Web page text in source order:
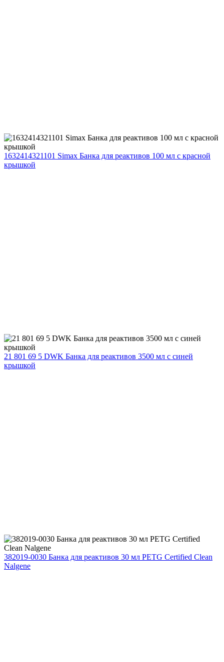
1632414321101 Simax Банка для реактивов 100 мл с красной
крышкой
21 801 69 5 DWK Банка для реактивов 3500 мл с синей
крышкой
382019-0030 Банка для реактивов 30 мл PETG Certified Clean
Nalgene